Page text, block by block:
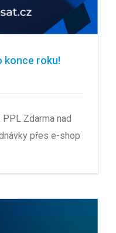
konce roku!
Zdarma nad
přes e-shop